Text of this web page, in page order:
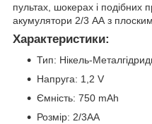
пультах, шокерах і подібних
акумулятори 2/3 АА з
Характеристики:
Тип: Нікель-
Напруга: 1,2 V
Ємність: 750 mAh
Розмір: 2/3AA